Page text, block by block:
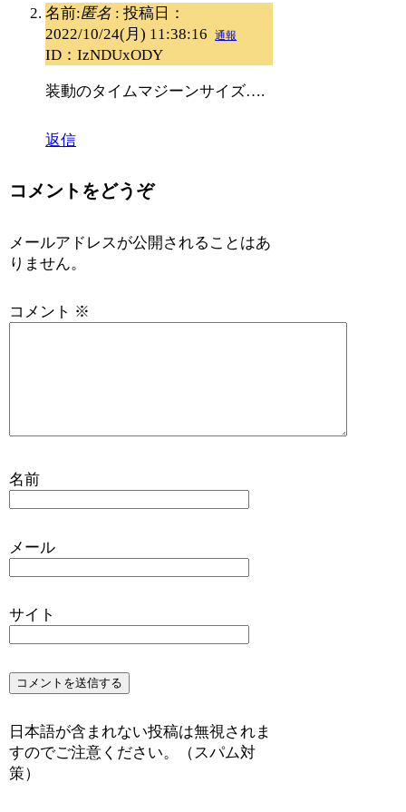
名前:匿名 : 投稿日：
2022/10/24(月) 11:38:16
通報
ID：IzNDUxODY
装動のタイムマジーンサイズ….
返信
コメントをどうぞ
メールアドレスが公開されることはあ
りません。
コメント ※
名前
メール
サイト
日本語が含まれない投稿は無視されま
すのでご注意ください。（スパム対
策）